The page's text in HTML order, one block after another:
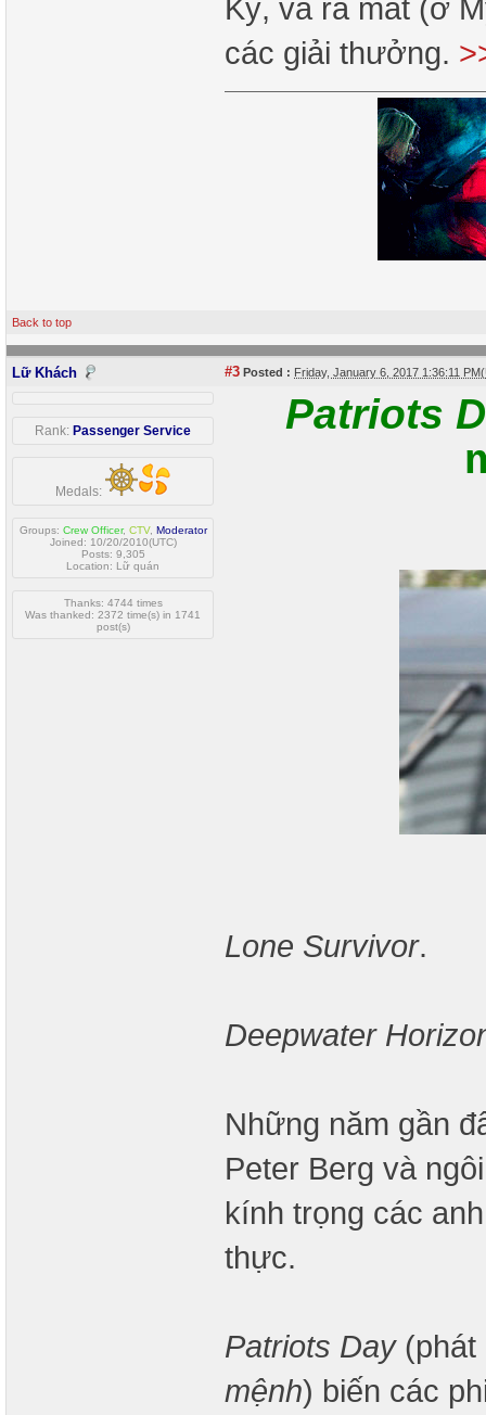
Kỳ, và ra mắt (ở
các giải thưởng.
Back to top
Lữ Khách #3 Posted : Friday, January 6, 2017 1:36:11
Rank: Passenger Service
Medals:
Groups: Crew Officer, CTV, Moderator
Joined: 10/20/2010(UTC)
Posts: 9,305
Location: Lữ quán
Thanks: 4744 times
Was thanked: 2372 time(s) in 1741
post(s)
Patriots
Lone Survivor.
Deepwater
Những năm gần
Peter Berg và
kính trọng các
thực.
Patriots Day(phát
mệnh) biến các